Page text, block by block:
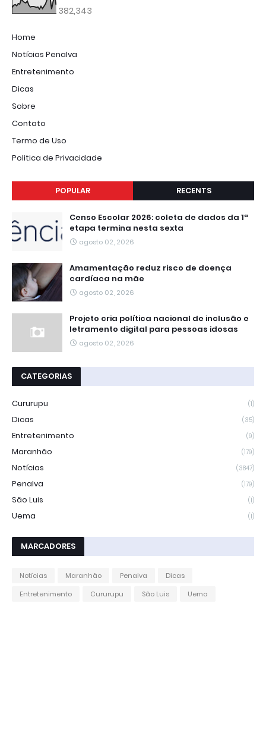
382,343
Home
Notícias Penalva
Entretenimento
Dicas
Sobre
Contato
Termo de Uso
Politica de Privacidade
POPULAR RECENTS
Censo Escolar 2026: coleta de dados da 1ª
etapa termina nesta sexta
agosto 02, 2026
Amamentação reduz risco de doença
cardíaca na mãe
agosto 02, 2026
Projeto cria política nacional de inclusão e
letramento digital para pessoas idosas
agosto 02, 2026
CATEGORIAS
Cururupu (1)
Dicas (35)
Entretenimento (9)
Maranhão (179)
Notícias (3847)
Penalva (179)
São Luis (1)
Uema (1)
MARCADORES
Notícias Maranhão Penalva
Dicas
Entretenimento
Cururupu São Luis Uema